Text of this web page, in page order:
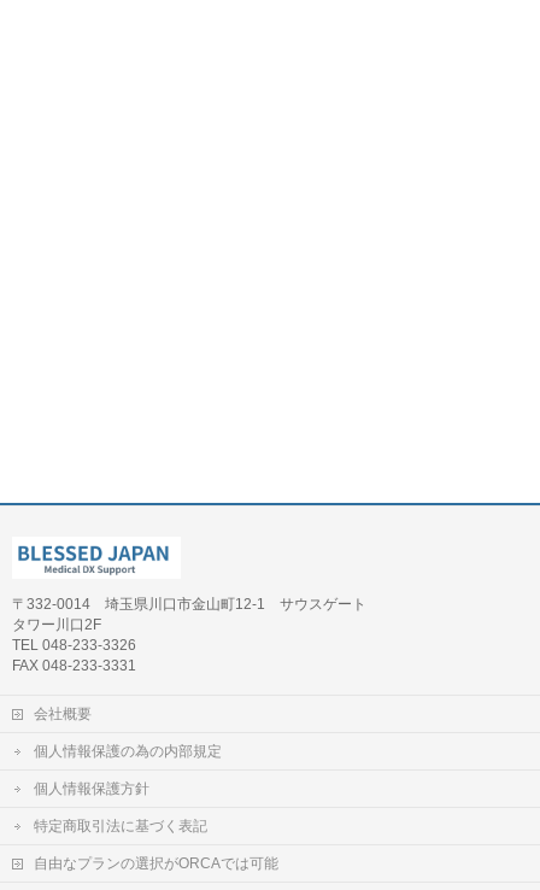
〒332-0014 埼玉県川口市金山町12-1 サウスゲート
タワー川口2F
TEL 048-233-3326
FAX 048-233-3331
会社概要
個人情報保護の為の内部規定
個人情報保護方針
特定商取引法に基づく表記
自由なプランの選択がORCAでは可能